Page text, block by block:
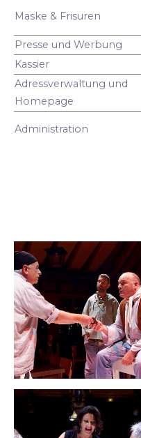
Maske & Frisuren
Presse und Werbung
Kassier
Adressverwaltung und
Homepage
Administration